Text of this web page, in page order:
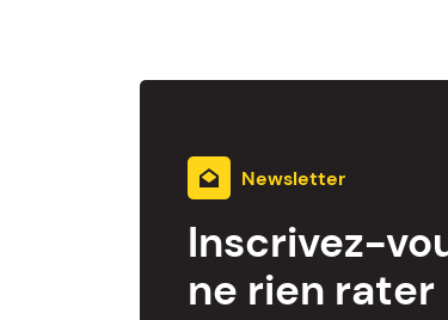
Newsletter
Inscrivez-
ne rien rater